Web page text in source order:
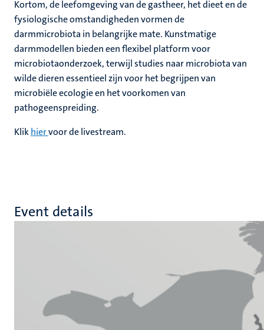
Kortom, de leefomgeving van de gastheer, het dieet en de
fysiologische omstandigheden vormen de
darmmicrobiota in belangrijke mate. Kunstmatige
darmmodellen bieden een flexibel platform voor
microbiotaonderzoek, terwijl studies naar microbiota van
wilde dieren essentieel zijn voor het begrijpen van
microbiële ecologie en het voorkomen van
pathogeenspreiding.
Klikhiervoor de livestream.
Event details